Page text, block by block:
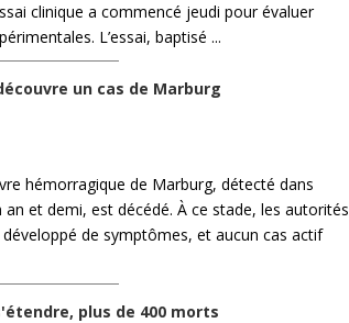
clinique a commencé jeudi pour évaluer
L’essai, baptisé ...
un cas de Marburg
hémorragique de Marburg, détecté dans
et demi, est décédé. À ce stade, les autorités
de symptômes, et aucun cas actif
plus de 400 morts